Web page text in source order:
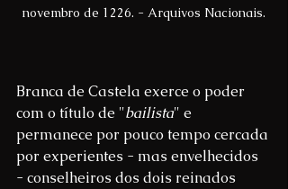
novembro de 1226. - Arquivos Nacionais.
Branca de Castela exerce o poder
com o título de "bailista" e
permanece por pouco tempo cercada
por experientes - mas envelhecidos
- conselheiros dos dois reinados